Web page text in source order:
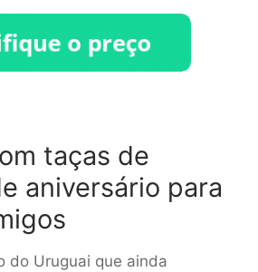
taças de
aniversário para
do Uruguai que ainda